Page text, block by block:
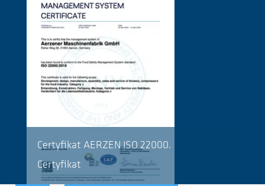
Certyfikat AERZEN ISO 22000.
Certyfikat